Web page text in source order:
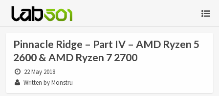
Pinnacle Ridge – Part IV – AMD Ryzen 5
2600 & AMD Ryzen 7 2700
22 May 2018
Written by Monstru